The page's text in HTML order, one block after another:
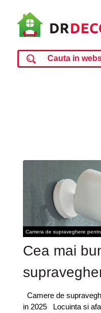
Camera de supraveghere
Cea mai
exterior
Camere de
in 2025 Locuinta si